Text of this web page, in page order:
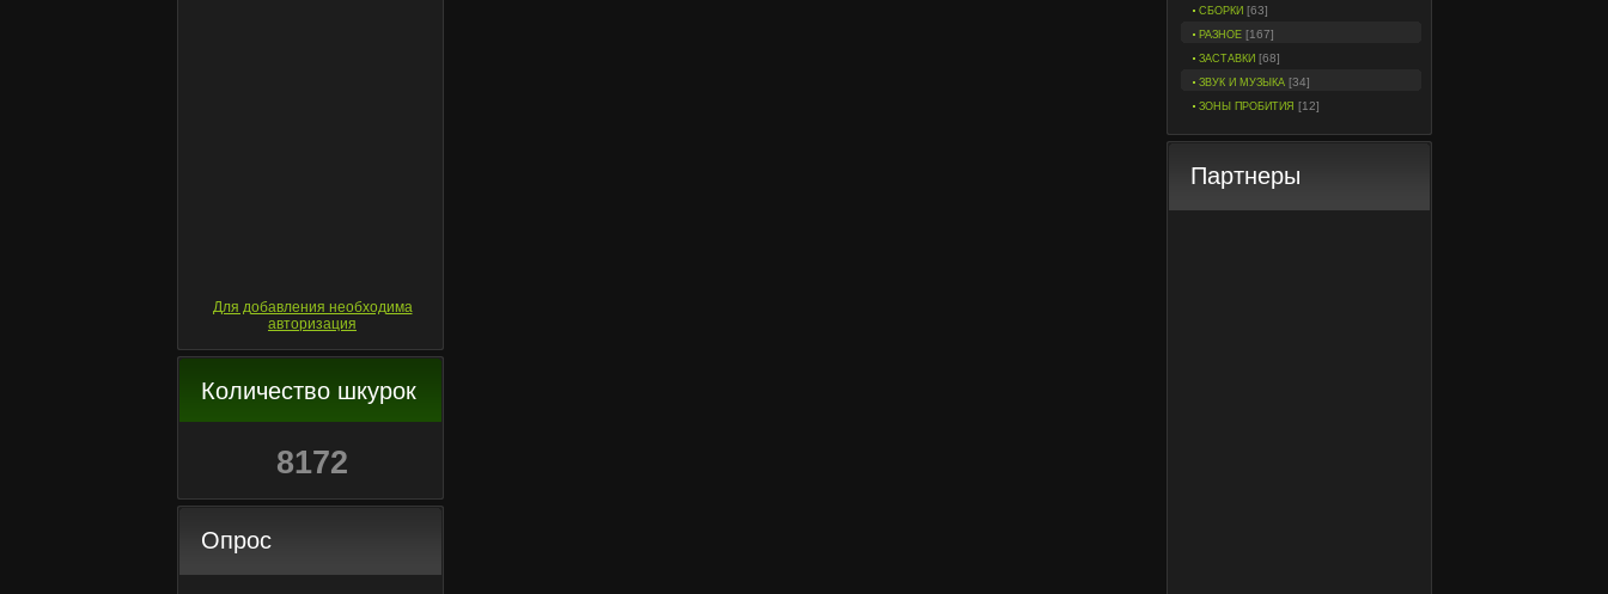
Для добавления необходима
авторизация
Количество шкурок
8172
Опрос
СБОРКИ [63]
РАЗНОЕ [167]
ЗАСТАВКИ [68]
ЗВУК И МУЗЫКА [34]
ЗОНЫ ПРОБИТИЯ [12]
Партнеры